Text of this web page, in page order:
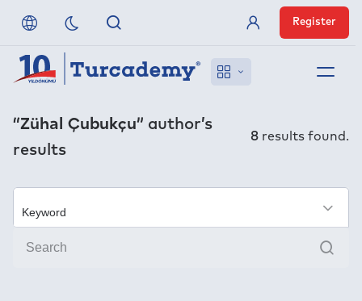
References
Off-Campus Access
FAQ
Member Login
Register
“Zühal Çubukçu” author’s
results
8 results found.